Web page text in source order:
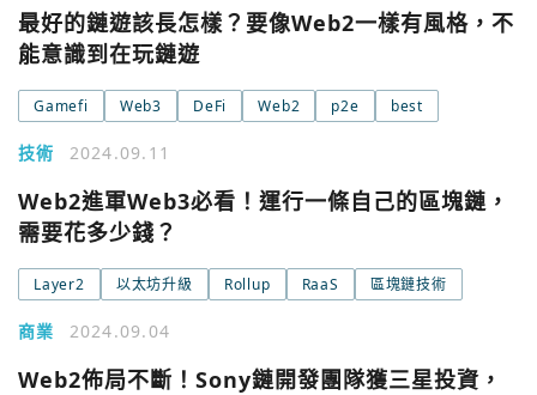
最好的鏈遊該長怎樣？要像Web2一樣有風格，不
能意識到在玩鏈遊
Gamefi Web3 DeFi Web2 p2e best
技術 2024.09.11
Web2進軍Web3必看！運行一條自己的區塊鏈，
需要花多少錢？
Layer2 以太坊升級 Rollup RaaS 區塊鏈技術
商業 2024.09.04
Web2佈局不斷！Sony鏈開發團隊獲三星投資，